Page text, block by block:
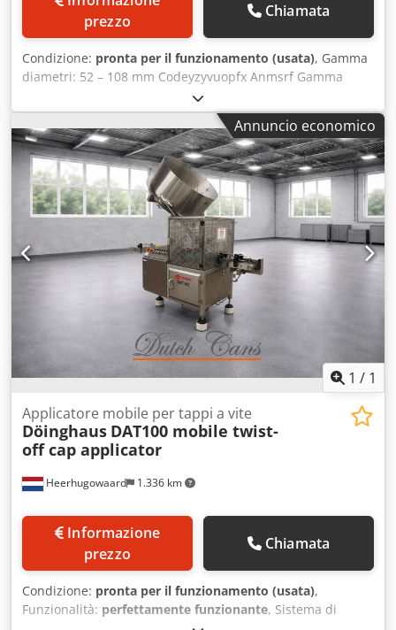
prezzo
Chiamata
Condizione: pronta per il funzionamento (usata), Gamma
diametri: 52 – 108 mm Codeyzyvuopfx Anmsrf Gamma
altezze: 38 – 178 mm Capacità produttiva: 150 pz/min
Numero teste: 4
Annuncio economico
1 / 1
Heerhugowaard 1.336 km
Applicatore mobile per tappi a vite
Döinghaus DAT100 mobile twist-
off cap applicator
prezzo
Chiamata
Condizione: pronta per il funzionamento (usata),
Funzionalità: perfettamente funzionante, Sistema di